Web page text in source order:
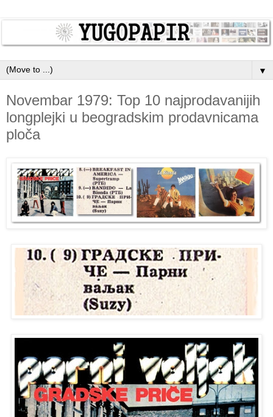
▼
Novembar 1979: Top 10 najprodavanijih
longplejki u beogradskim prodavnicama
ploča